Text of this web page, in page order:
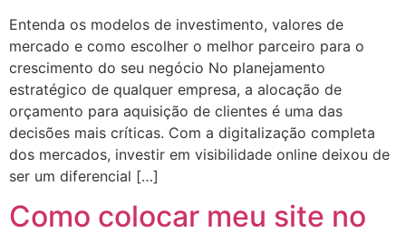
Entenda os modelos de investimento, valores de
mercado e como escolher o melhor parceiro para o
crescimento do seu negócio No planejamento
estratégico de qualquer empresa, a alocação de
orçamento para aquisição de clientes é uma das
decisões mais críticas. Com a digitalização completa
dos mercados, investir em visibilidade online deixou de
ser um diferencial […]
Como colocar meu site no